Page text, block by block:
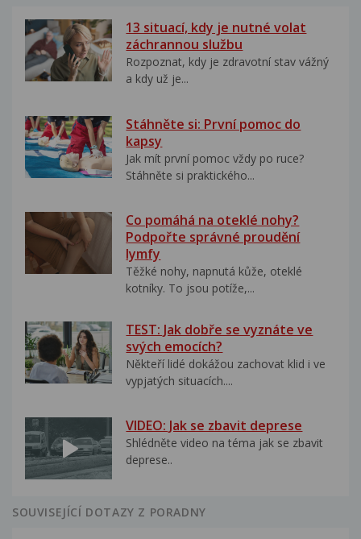
13 situací, kdy je nutné volat
záchrannou službu
Rozpoznat, kdy je zdravotní stav vážný
a kdy už je...
Stáhněte si: První pomoc do
kapsy
Jak mít první pomoc vždy po ruce?
Stáhněte si praktického...
Co pomáhá na oteklé nohy?
Podpořte správné proudění
lymfy
Těžké nohy, napnutá kůže, oteklé
kotníky. To jsou potíže,...
TEST: Jak dobře se vyznáte ve
svých emocích?
Někteří lidé dokážou zachovat klid i ve
vypjatých situacích....
VIDEO: Jak se zbavit deprese
Shlédněte video na téma jak se zbavit
deprese..
SOUVISEJÍCÍ DOTAZY Z PORADNY